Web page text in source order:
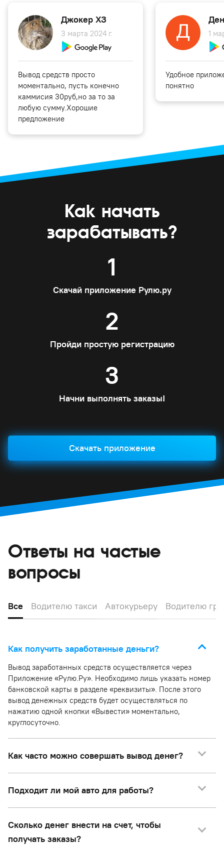
Джокер ХЗ
3 марта 2024 г.
Вывод средств просто
моментально, пусть конечно
каммисия 30руб,но за то за
любую сумму.Хорошие
предложение
1
Удобное
понятно
Как начать
зарабатывать?
1
Скачай приложение Рулю.ру
2
Пройди простую регистрацию
3
Начни выполнять заказы!
Скачать приложение
Ответы на частые
вопросы
Все Водителю такси Автокурьеру Водителю
Как получить заработанные деньги?
Вывод заработанных средств осуществляется через
Приложение «Рулю.Ру». Необходимо лишь указать номер
банковской карты в разделе «реквизиты». После этого
вывод денежных средств будет осуществляться по
нажатию одной кнопки «Вывести» моментально,
круглосуточно.
Как часто можно совершать вывод денег?
Подходит ли мой авто для работы?
Сколько денег внести на счет, чтобы
получать заказы?